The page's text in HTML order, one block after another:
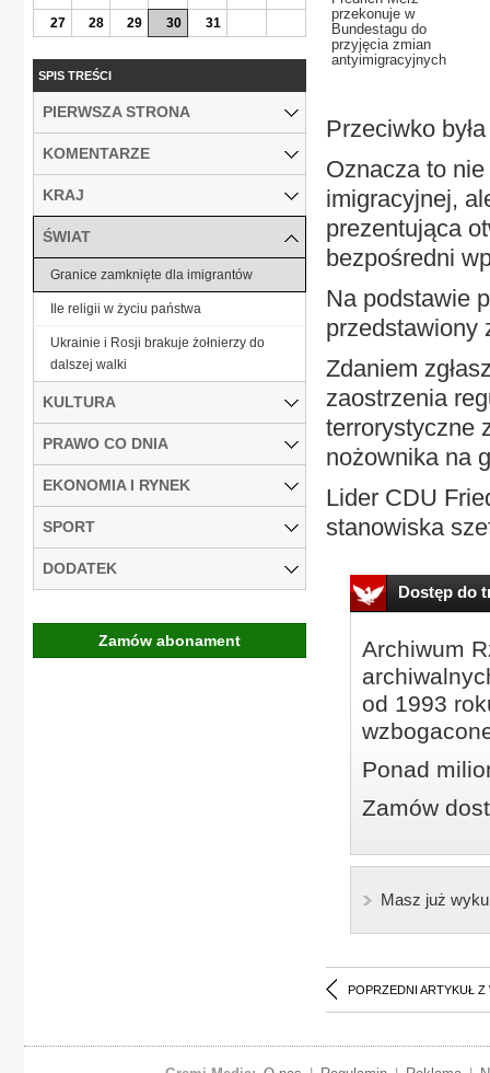
przekonuje w
Bundestagu do
przyjęcia zmian
antyimigracyjnych
Przeciwko
Oznacza to
imigracyjnej,
prezentująca
bezpośredni
Na podstawie
przedstawiony
Zdaniem
zaostrzenia
terrorystyczne
nożownika na
Lider CDU
stanowiska
Dostęp do
Archiwum
od 1993
Ponad
Zamów
Masz już
POPRZEDNI ARTYKUŁ Z
27
28 29 30 31
SPIS TREŚCI
PIERWSZA STRONA
KOMENTARZE
KRAJ
ŚWIAT
Granice zamknięte dla imigrantów
Ile religii w życiu państwa
Ukrainie i Rosji brakuje żołnierzy do
dalszej walki
KULTURA
PRAWO CO DNIA
EKONOMIA I RYNEK
SPORT
DODATEK
Zamów abonament